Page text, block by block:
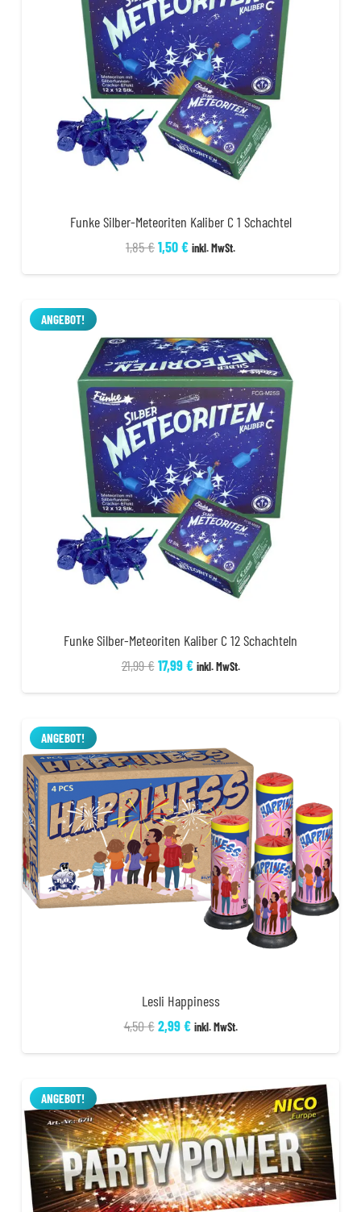
Funke Silber-Meteoriten Kaliber C 1 Schachtel
1,85€Ursprünglicher
1,50€Aktueller
inkl. MwSt.
ANGEBOT!
Funke Silber-Meteoriten Kaliber C 12 Schachteln
21,99€ Ursprünglicher
17,99€Aktueller
inkl. MwSt.
ANGEBOT!
Lesli Happiness
4,50€ Ursprünglicher
4,50 €
2,99€Aktueller
2,99 €.
inkl. MwSt.
ANGEBOT!